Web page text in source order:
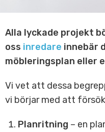
Alla lyckade projekt
oss inredare innebär
möbleringsplan eller
Vi vet att dessa
vi börjar med att
Planritning – en